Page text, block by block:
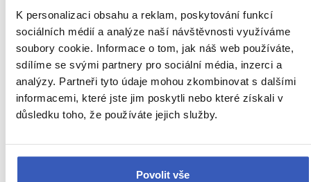
K personalizaci obsahu a reklam, poskytování funkcí
sociálních médií a analýze naší návštěvnosti využíváme
soubory cookie. Informace o tom, jak náš web používáte,
sdílíme se svými partnery pro sociální média, inzerci a
analýzy. Partneři tyto údaje mohou zkombinovat s dalšími
informacemi, které jste jim poskytli nebo které získali v
důsledku toho, že používáte jejich služby.
Povolit vše
Oblíbená místa
Nepoznané, dobrodružné a krásné?
Poradíme, kde láska rozkvete!